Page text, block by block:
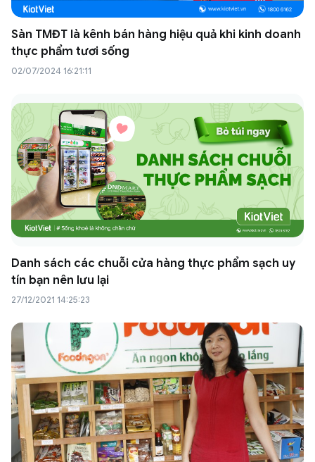
Sàn TMĐT là kênh bán hàng hiệu quả khi kinh doanh
thực phẩm tươi sống
02/07/2024 16:21:11
Danh sách các chuỗi cửa hàng thực phẩm sạch uy
tín bạn nên lưu lại
27/12/2021 14:25:23